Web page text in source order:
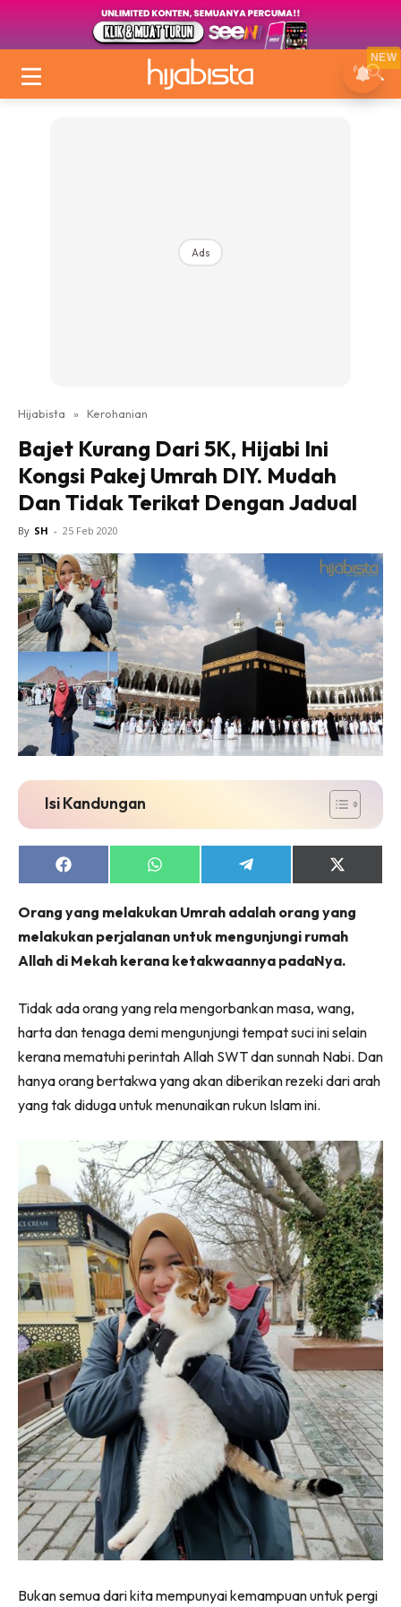
Ads
Hijabista » Kerohanian
Bajet Kurang Dari 5K, Hijabi Ini
Kongsi Pakej Umrah DIY. Mudah
Dan Tidak Terikat Dengan Jadual
By SH - 25 Feb 2020
Isi Kandungan
Share
on
Share
on
Share
on
Share
on
(Twitter)
Orang yang melakukan Umrah adalah orang yang
melakukan perjalanan untuk mengunjungi rumah
Allah di Mekah kerana ketakwaannya padaNya.
Tidak ada orang yang rela mengorbankan masa, wang,
harta dan tenaga demi mengunjungi tempat suci ini selain
kerana mematuhi perintah Allah SWT dan sunnah Nabi. Dan
hanya orang bertakwa yang akan diberikan rezeki dari arah
yang tak diduga untuk menunaikan rukun Islam ini.
Bukan semua dari kita mempunyai kemampuan untuk pergi
NEW